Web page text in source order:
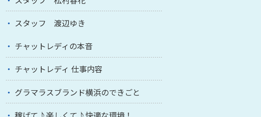
スタッフ 渡辺ゆき
チャットレディの本音
チャットレディ 仕事内容
グラマラスブランド横浜のできごと